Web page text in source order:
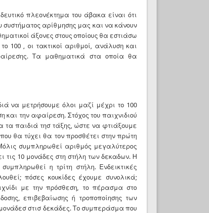
πλεονέκτημα του άβακα είναι ότι
συστήματος αρίθμησης μας και να κάνουν
άξονες στους οποίους θα εστιάσω
100 , οι τακτικοί αριθμοί, ανάλυση και
Τα μαθηματικά στα οποία θα
να μετρήσουμε όλοι μαζί μέχρι το 100
την αφαίρεση. Στόχος του παιχνιδιού
τα παιδιά τησ τάξης, ώστε να φτιάξουμε
θα τύχει θα τον προσθέτει στην πρώτη
συμπληρωθεί αριθμός μεγαλύτερος
τις 10 μονάδες στη στήλη των δεκαδων. Η
η τρίτη στήλη. Ενδεικτικές
πόσες κουκίδες έχουμε συνολικά;
με την πρόσθεση, το πέρασμα στο
επιβεβαίωσης ή τροποποίησης των
στισ δεκάδες. Το συμπεράσμα που